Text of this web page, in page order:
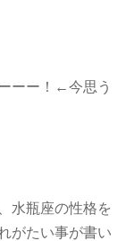
ーー！←今思う
水瓶座の性格を
がたい事が書い